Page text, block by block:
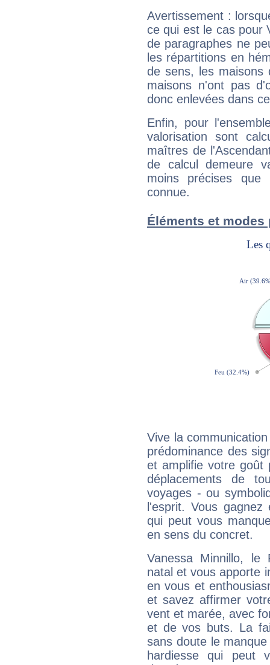
Avertissement :
ce qui est le cas pour
de paragraphes ne
les répartitions en
de sens, les maisons
maisons n'ont pas
donc enlevées dans
Enfin, pour
valorisation sont
maîtres de
de calcul demeure
moins précises que
connue.
Éléments et
Vive la
prédominance des
et amplifie votre goût
déplacements de
voyages - ou
l'esprit. Vous
qui peut vous
en sens du concret.
Vanessa Minnillo, le
natal et vous apporte
en vous et
et savez affirmer
vent et marée, avec
et de vos buts. La
sans doute le
hardiesse qui peut